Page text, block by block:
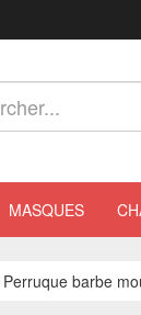
MASQUES
Perruque barbe